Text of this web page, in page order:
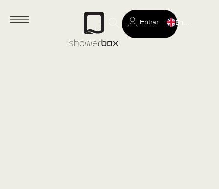
Search
for:
Entrar